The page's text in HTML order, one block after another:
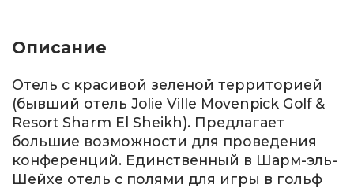
Описание
Отель с красивой зеленой территорией
(бывший отель Jolie Ville Movenpick Golf &
Resort Sharm El Sheikh). Предлагает
большие возможности для проведения
конференций. Единственный в Шарм-эль-
Шейхе отель с полями для игры в гольф